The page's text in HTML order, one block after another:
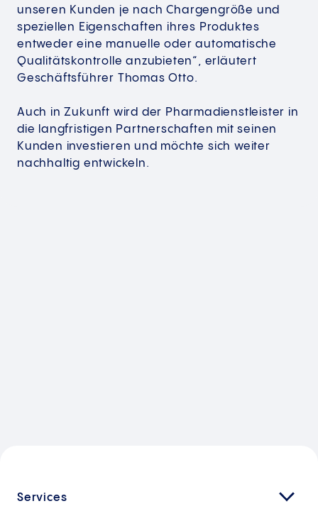
unseren Kunden je nach Chargengröße und
speziellen Eigenschaften ihres Produktes
entweder eine manuelle oder automatische
Qualitätskontrolle anzubieten“, erläutert
Geschäftsführer Thomas Otto.
Auch in Zukunft wird der Pharmadienstleister in
die langfristigen Partnerschaften mit seinen
Kunden investieren und möchte sich weiter
nachhaltig entwickeln.
Services